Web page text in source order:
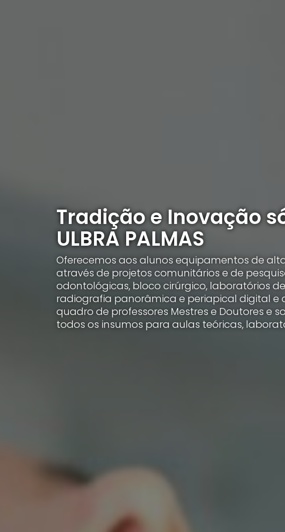
Tradição e Inovação
ULBRA PALMAS
Oferecemos aos alunos equipamentos de
através de projetos comunitários e de
odontológicas, bloco cirúrgico, laboratórios
radiografia panorâmica e periapical digital e
quadro de professores Mestres e Doutores e
todos os insumos para aulas teóricas,